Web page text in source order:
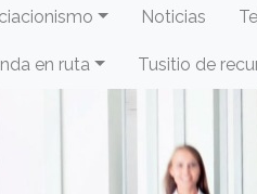
Noticias
en ruta Tusitio de